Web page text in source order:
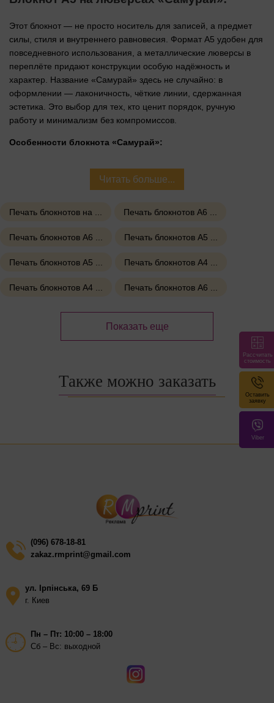
Этот блокнот — не просто носитель для записей, а предмет
силы, стиля и внутреннего равновесия. Формат A5 удобен для
повседневного использования, а металлические люверсы в
переплёте придают конструкции особую надёжность и
характер. Название «Самурай» здесь не случайно: в
оформлении — лаконичность, чёткие линии, сдержанная
эстетика. Это выбор для тех, кто ценит порядок, ручную
работу и минимализм без компромиссов.
Особенности блокнота «Самурай»:
металлические люверсы
японской философией
⚫Жёсткая подложка — удобно писать в любых условиях
Формат A5
— идеальный баланс между компактностью
⚫Подходит под брендинг — возможна персонализация
Технические параметры:
Обложка: крафт, дизайнерский картон или дерево
Дополнительно: возможна тиснёная графика, логотип или
Читать больше...
Печать блокнотов на ... Печать блокнотов А6 ...
Печать блокнотов А6 ... Печать блокнотов А5 ...
Печать блокнотов А5 ... Печать блокнотов А4 ...
Печать блокнотов А4 ... Печать блокнотов А6 ...
Показать еще
Также можно заказать
(096) 678-18-81
zakaz.rmprint@gmail.com
ул. Ірпінська, 69 Б
г. Киев
Пн – Пт: 10:00 – 18:00
Сб – Вс: выходной
Рассчитать
стоимость
Оставить
заявку
Viber